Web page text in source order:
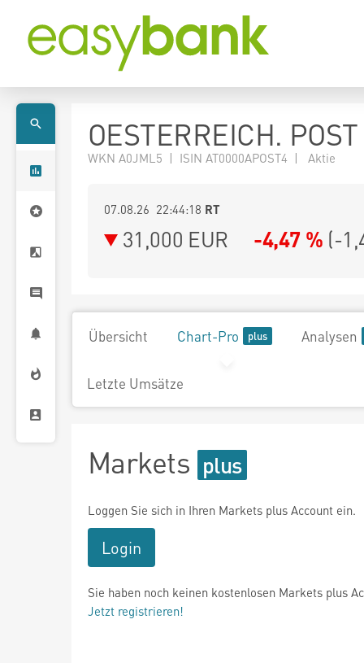
OESTERREICH.
WKN A0JML5 | ISIN AT0000APOST4 | Aktie
07.08.26 22:44:18 RT
31,000 EUR -4,47 % (-
Übersicht Chart-Pro Analysen
Letzte Umsätze
Markets
Loggen Sie sich in Ihren Markets plus Account ein.
Login
Sie haben noch keinen kostenlosen Markets plus
Jetzt registrieren!